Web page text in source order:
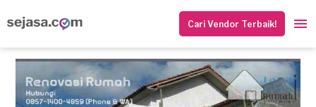
Cari Vendor Terbaik!